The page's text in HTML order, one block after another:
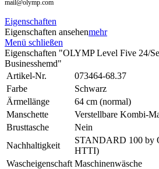
mail@olymp.com
Eigenschaften
Eigenschaften ansehenmehr
Menü schließen
Eigenschaften "OLYMP Level Five 24/
Businesshemd"
Artikel-Nr.
073464-68.37
Farbe
Schwarz
Ärmellänge
64 cm (normal)
Manschette
Verstellbare Kombi-
Brusttasche
Nein
Nachhaltigkeit
STANDARD 100 by
HTTI)
Wascheigenschaft Maschinenwäsche